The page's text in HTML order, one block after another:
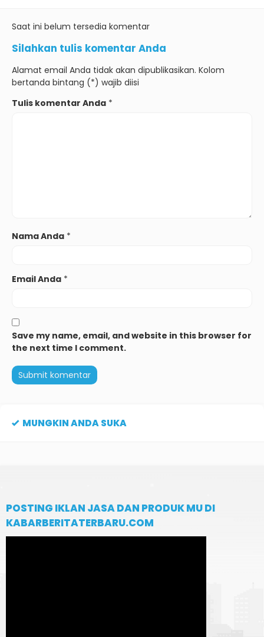
Saat ini belum tersedia komentar
Silahkan tulis komentar Anda
Alamat email Anda tidak akan dipublikasikan. Kolom
bertanda bintang (*) wajib diisi
Tulis komentar Anda *
Nama Anda *
Email Anda *
Save my name, email, and website in this browser for
the next time I comment.
MUNGKIN ANDA SUKA
POSTING IKLAN JASA DAN PRODUK MU DI
KABARBERITATERBARU.COM